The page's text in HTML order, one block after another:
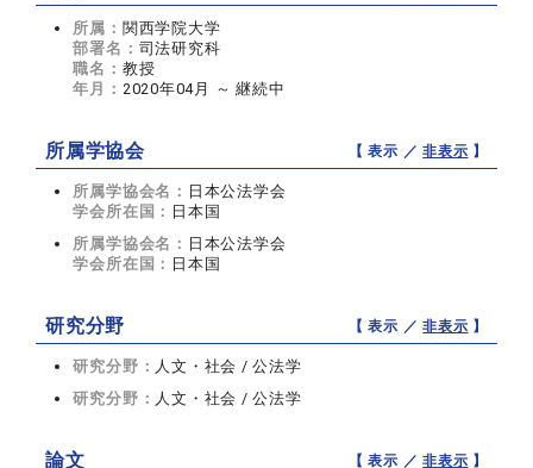
所属： 関西学院大学
部署名： 司法研究科
職名： 教授
年月： 2020年04月 ～ 継続中
所属学協会 【 表示 ／非表示 】
所属学協会名： 日本公法学会
学会所在国： 日本国
所属学協会名： 日本公法学会
学会所在国： 日本国
研究分野 【 表示 ／非表示 】
研究分野： 人文・社会 / 公法学
研究分野： 人文・社会 / 公法学
論文 【 表示 ／非表示 】